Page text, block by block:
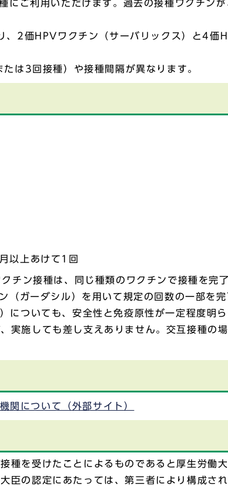
ご利用いただけます。過去の接種ワクチン
2価HPVワクチン（サーバリックス）と4価
は3回接種）や接種間隔が異なります。
以上あけて1回
チン接種は、同じ種類のワクチンで接種を完
ガーダシル）を用いて規定の回数の一部を
ついても、安全性と免疫原性が一定程度明
実施しても差し支えありません。交互接種の
関について（外部サイト）
種を受けたことによるものであると厚生労働
臣の認定にあたっては、第三者により構成さ